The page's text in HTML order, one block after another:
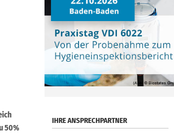
50%
IHRE ANSPRECHPARTNER